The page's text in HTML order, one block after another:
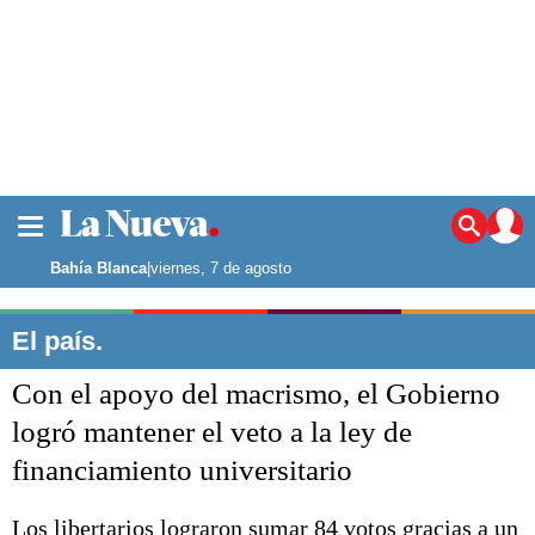
Noticias
La ciudad
Punta Alta
El mundo
Seguridad
Escenario Olímpico
Liga del Sur
Bahía Blanca|viernes, 7 de agosto
El país.
Con el apoyo del macrismo, el Gobierno
logró mantener el veto a la ley de
financiamiento universitario
Los libertarios lograron sumar 84 votos gracias a un